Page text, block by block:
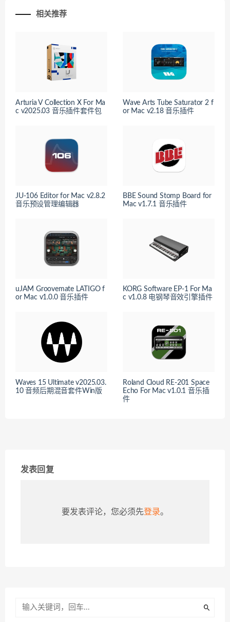
相关推荐
Arturia V Collection X For Ma
c v2025.03 音乐插件套件包
Wave Arts Tube Saturator 2 f
or Mac v2.18 音乐插件
JU-106 Editor for Mac v2.8.2
音乐预设管理编辑器
BBE Sound Stomp Board for
Mac v1.7.1 音乐插件
uJAM Groovemate LATIGO f
or Mac v1.0.0 音乐插件
KORG Software EP-1 For Ma
c v1.0.8 电钢琴音效引擎插件
Waves 15 Ultimate v2025.03.
10 音频后期混音套件Win版
Roland Cloud RE-201 Space
Echo For Mac v1.0.1 音乐插
件
发表回复
要发表评论，您必须先登录。